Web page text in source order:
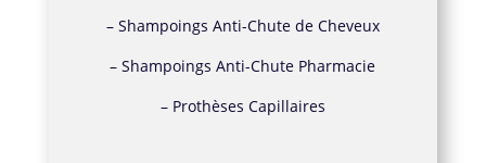
– Shampoings Anti-Chute de Cheveux
–Shampoings Anti-Chute Pharmacie
– Prothèses Capillaires